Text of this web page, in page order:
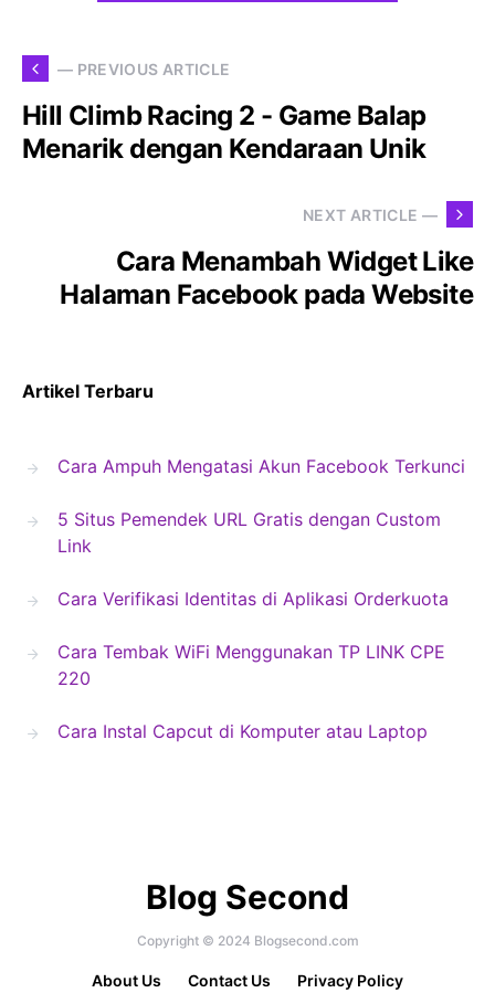
— PREVIOUS ARTICLE
Hill Climb Racing 2 - Game Balap
Menarik dengan Kendaraan Unik
NEXT ARTICLE —
Cara Menambah Widget Like
Halaman Facebook pada Website
Artikel Terbaru
Cara Ampuh Mengatasi Akun Facebook Terkunci
5 Situs Pemendek URL Gratis dengan Custom
Link
Cara Verifikasi Identitas di Aplikasi Orderkuota
Cara Tembak WiFi Menggunakan TP LINK CPE
220
Cara Instal Capcut di Komputer atau Laptop
Blog Second
Copyright © 2024 Blogsecond.com
About Us Contact Us Privacy Policy